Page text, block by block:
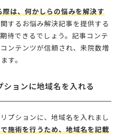
は、何かしらの悩みを解決す
するお悩み解決記事を提供する
待できるでしょう。記事コンテ
ンテンツが信頼され、来院数増
す。
ョンに地域名を入れる
プションに、地域名を入れまし
施術を行うため、地域名を記載